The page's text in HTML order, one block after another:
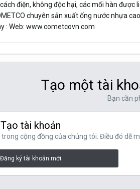
điện, không độc hại, các mối hàn
chuyên sản xuất ống nước nhựa
: Web: www.cometcovn.com
Tạo một tài
Bạn cần
Tạo tài khoản
cộng đồng của chúng tôi. Điều đó dễ
Đăng ký tài khoản mới